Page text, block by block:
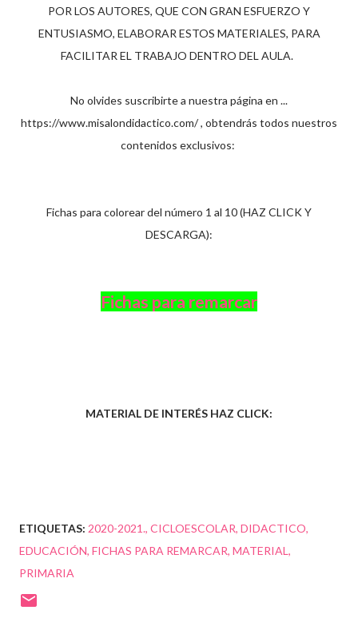
POR LOS AUTORES, QUE CON GRAN ESFUERZO Y
ENTUSIASMO, ELABORAR ESTOS MATERIALES, PARA
FACILITAR EL TRABAJO DENTRO DEL AULA.
No olvides suscribirte a nuestra página en ...
https://www.misalondidactico.com/ , obtendrás todos nuestros
contenidos exclusivos:
Fichas para colorear del número 1 al 10 (HAZ CLICK Y
DESCARGA):
Fichas para remarcar
MATERIAL DE INTERÉS HAZ CLICK:
ETIQUETAS: 2020-2021. CICLOESCOLAR DIDACTICO
EDUCACIÓN FICHAS PARA REMARCAR MATERIAL
PRIMARIA